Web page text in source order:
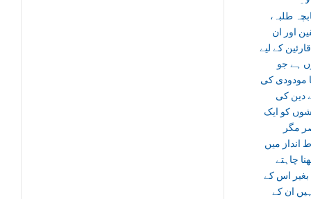
طلبہ،
اور ان
کے لیے
ہے جو
مودودی کی
دین کی
کو ایک
مگر
انداز میں
چاہتے
بغیر اس کے
ان کے